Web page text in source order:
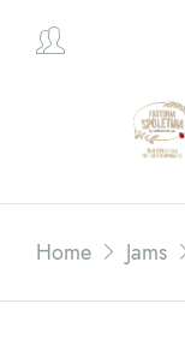
Hi,
Home Jams